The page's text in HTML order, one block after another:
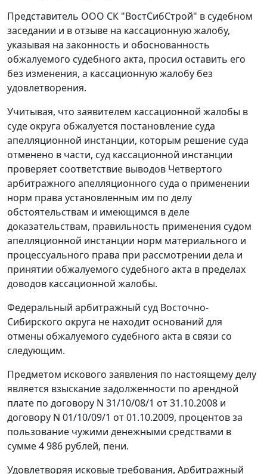
Представитель ООО СК "ВостСибСтрой" в судебном
заседании и в отзыве на кассационную жалобу,
указывая на законность и обоснованность
обжалуемого судебного акта, просил оставить его
без изменения, а кассационную жалобу без
удовлетворения.
Учитывая, что заявителем кассационной жалобы в
суде округа обжалуется постановление суда
апелляционной инстанции, которым решение суда
отменено в части, суд кассационной инстанции
проверяет соответствие выводов Четвертого
арбитражного апелляционного суда о применении
норм права установленным им по делу
обстоятельствам и имеющимся в деле
доказательствам, правильность применения судом
апелляционной инстанции норм материального и
процессуального права при рассмотрении дела и
принятии обжалуемого судебного акта в пределах
доводов кассационной жалобы.
Федеральный арбитражный суд Восточно-
Сибирского округа не находит оснований для
отмены обжалуемого судебного акта в связи со
следующим.
Предметом искового заявления по настоящему делу
является взыскание задолженности по арендной
плате по договору N 31/10/08/1 от 31.10.2008 и
договору N 01/10/09/1 от 01.10.2009, процентов за
пользование чужими денежными средствами в
сумме 4 986 рублей, пени.
Удовлетворяя исковые требования, Арбитражный